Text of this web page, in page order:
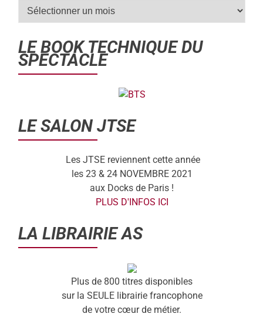
LE BOOK TECHNIQUE DU
SPECTACLE
LE SALON JTSE
Les JTSE reviennent cette année
les 23 & 24 NOVEMBRE 2021
aux Docks de Paris !
PLUS D'INFOS ICI
LA LIBRAIRIE AS
Plus de 800 titres disponibles
sur la SEULE librairie francophone
de votre cœur de métier.